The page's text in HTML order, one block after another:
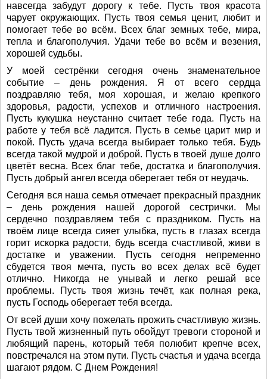
навсегда забудут дорогу к тебе. Пусть твоя красота
чарует окружающих. Пусть твоя семья ценит, любит и
помогает тебе во всём. Всех благ земных тебе, мира,
тепла и благополучия. Удачи тебе во всём и везения,
хорошей судьбы.
У моей сестрёнки сегодня очень знаменательное
событие – день рождения. Я от всего сердца
поздравляю тебя, моя хорошая, и желаю крепкого
здоровья, радости, успехов и отличного настроения.
Пусть кукушка неустанно считает тебе года. Пусть на
работе у тебя всё ладится. Пусть в семье царит мир и
покой. Пусть удача всегда выбирает только тебя. Будь
всегда такой мудрой и доброй. Пусть в твоей душе долго
цветёт весна. Всех благ тебе, достатка и благополучия.
Пусть добрый ангел всегда оберегает тебя от неудачь.
Сегодня вся наша семья отмечает прекрасный праздник
– день рождения нашей дорогой сестрички. Мы
сердечно поздравляем тебя с праздником. Пусть на
твоём лице всегда сияет улыбка, пусть в глазах всегда
горит искорка радости, будь всегда счастливой, живи в
достатке и уважении. Пусть сегодня непременно
сбудется твоя мечта, пусть во всех делах всё будет
отлично. Никогда не унывай и легко решай все
проблемы. Пусть твоя жизнь течёт, как полная река,
пусть Господь оберегает тебя всегда.
От всей души хочу пожелать прожить счастливую жизнь.
Пусть твой жизненный путь обойдут тревоги стороной и
любящий парень, который тебя полюбит крепче всех,
повстречался на этом пути. Пусть счастья и удача всегда
шагают рядом. С Днем Рождения!